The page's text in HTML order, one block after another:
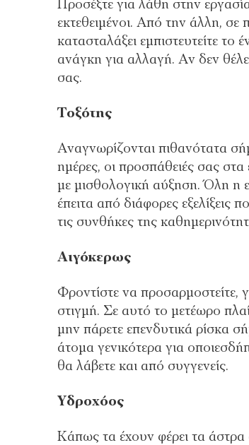
Προσέξτε για λάθη στην
εκτεθειμένοι. Από την άλλη, σε
κατασταλάξει εμπιστευτείτε το
ανάγκη για αλλαγή. Αν δεν
σας.
Τοξότης
Αναγνωρίζονται πιθανότατα
ημέρες, οι προσπάθειές σας
με μισθολογική αύξηση. Όλη η
έπειτα από διάφορες
τις συνθήκες της
Αιγόκερως
Φροντίστε να προσαρμοστείτε,
στιγμή. Σε αυτό το μετέωρο
μην πάρετε επενδυτικά ρίσκα
άτομα γενικότερα για
θα λάβετε και από συγγενείς.
Υδροχόος
Κάπως τα έχουν φέρει τα άστρα